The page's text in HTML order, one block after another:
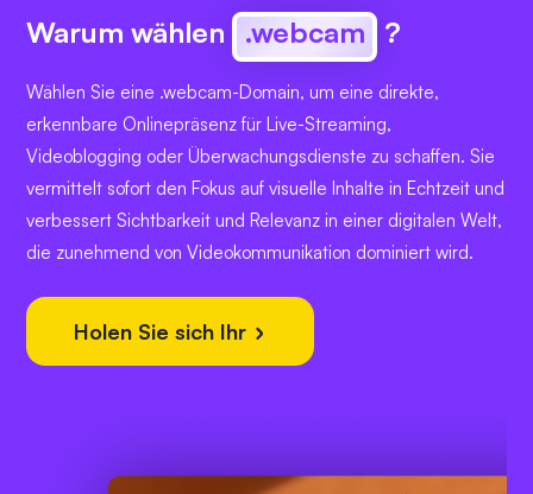
Warum wählen .webcam ?
Wählen Sie eine .webcam-Domain, um eine direkte,
erkennbare Onlinepräsenz für Live-Streaming,
Videoblogging oder Überwachungsdienste zu schaffen. Sie
vermittelt sofort den Fokus auf visuelle Inhalte in Echtzeit und
verbessert Sichtbarkeit und Relevanz in einer digitalen Welt,
die zunehmend von Videokommunikation dominiert wird.
Holen Sie sich Ihr